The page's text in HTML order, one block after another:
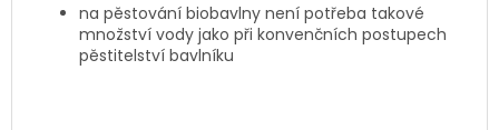
na pěstování biobavlny není potřeba takové
množství vody jako při konvenčních postupech
pěstitelství bavlníku